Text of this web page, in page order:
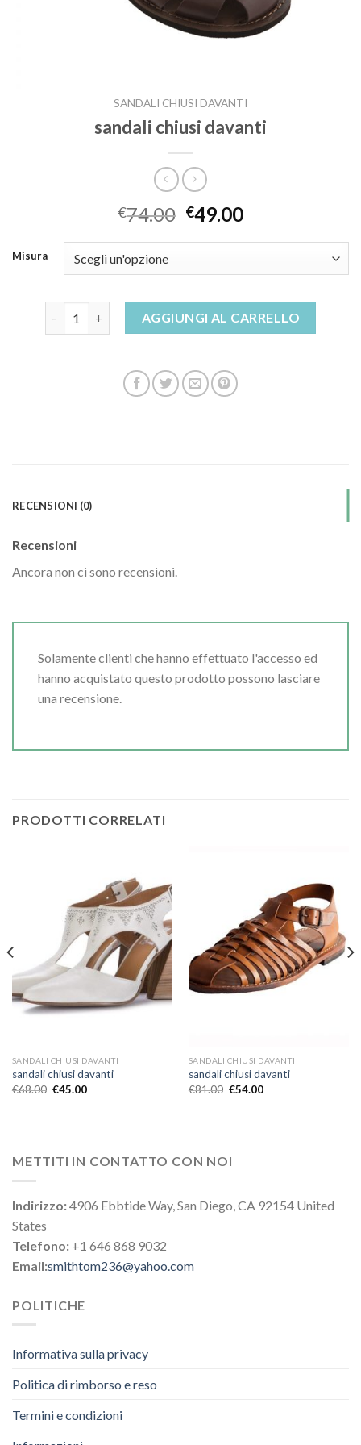
SANDALI CHIUSI DAVANTI
sandali chiusi davanti
€74.00 €49.00
Misura
sandali chiusi davanti quantitàAGGIUNGI AL CARRELLO
RECENSIONI (0)
Recensioni
Ancora non ci sono recensioni.
Solamente clienti che hanno effettuato l'accesso ed
hanno acquistato questo prodotto possono lasciare
una recensione.
PRODOTTI CORRELATI
SANDALI CHIUSI DAVANTI
sandali chiusi davanti
€68.00 €45.00
SANDALI CHIUSI DAVANTI
sandali chiusi davanti
€81.00 €54.00
METTITI IN CONTATTO CON NOI
Indirizzo:4906 Ebbtide Way, San Diego, CA 92154 United
States
Telefono: +1 646 868 9032
Email:smithtom236@yahoo.com
POLITICHE
Informativa sulla privacy
Politica di rimborso e reso
Termini e condizioni